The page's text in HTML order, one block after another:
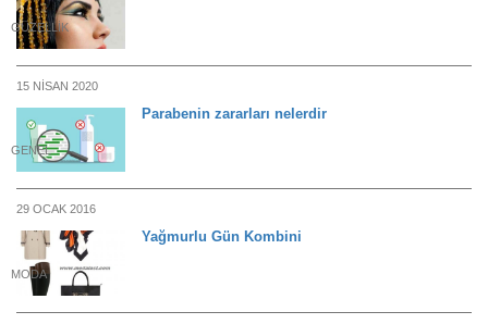
GÜZELLIK
15 NISAN 2020
GENEL
Parabenin zararları nelerdir
29 OCAK 2016
MODA
Yağmurlu Gün Kombini